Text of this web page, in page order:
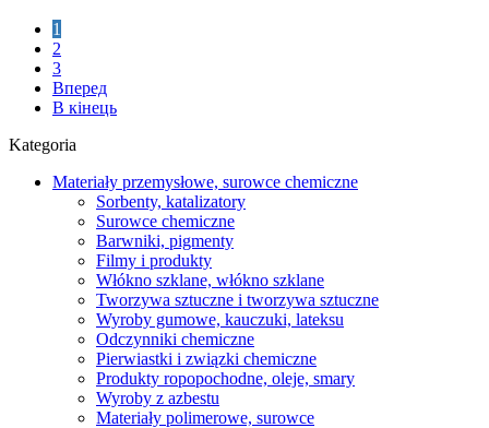
1
2
3
Вперед
В кінець
Kategoria
Materiały przemysłowe, surowce chemiczne
Sorbenty, katalizatory
Surowce chemiczne
Barwniki, pigmenty
Filmy i produkty
Włókno szklane, włókno szklane
Tworzywa sztuczne i tworzywa sztuczne
Wyroby gumowe, kauczuki, lateksu
Odczynniki chemiczne
Pierwiastki i związki chemiczne
Produkty ropopochodne, oleje, smary
Wyroby z azbestu
Materiały polimerowe, surowce